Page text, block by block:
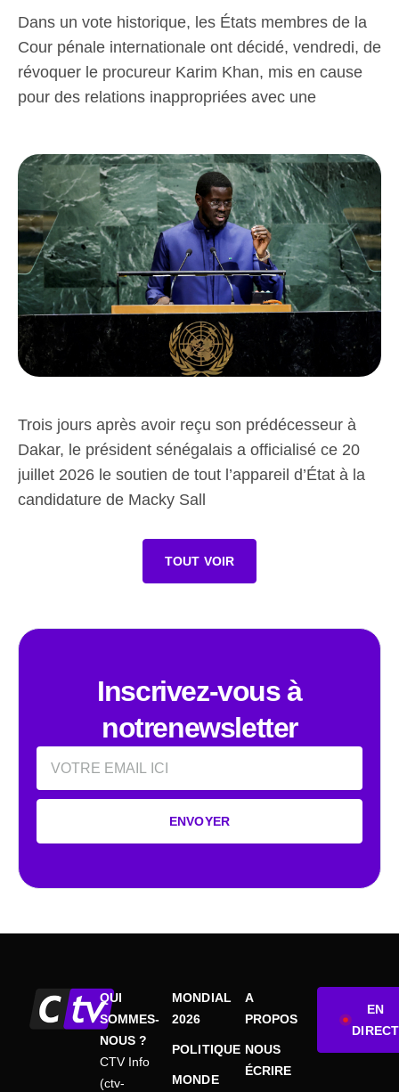
Dans un vote historique, les États membres de la
Cour pénale internationale ont décidé, vendredi, de
révoquer le procureur Karim Khan, mis en cause
pour des relations inappropriées avec une
Trois jours après avoir reçu son prédécesseur à
Dakar, le président sénégalais a officialisé ce 20
juillet 2026 le soutien de tout l’appareil d’État à la
candidature de Macky Sall
TOUT VOIR
Inscrivez-vous à
notrenewsletter
Email
ENVOYER
QUI
SOMMES-
NOUS ?
CTV Info
(ctv-
MONDIAL
2026
POLITIQUE
MONDE
A
PROPOS
NOUS
ÉCRIRE
EN
DIRECT